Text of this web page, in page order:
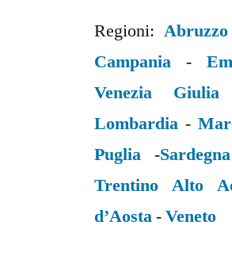
Regioni: Abruzzo
Campania -
Venezia Giulia
Lombardia -
Puglia -Sardegna
Trentino Alto
d’Aosta-Veneto